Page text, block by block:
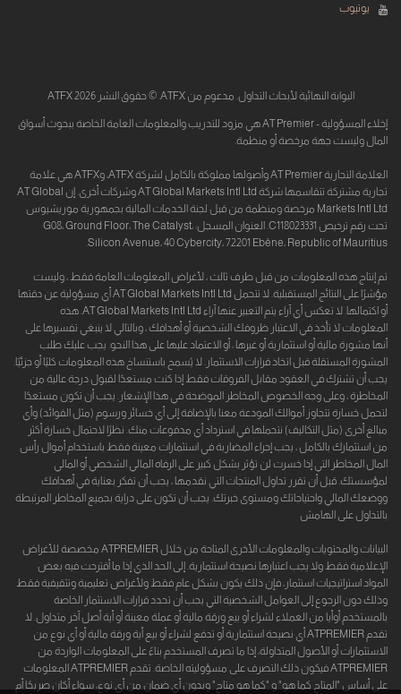
يوتيوب
البوابة النهائية لأبحاث التداول. مدعوم من ATFX. © حقوق النشر 2026 ATFX
إخلاء المسؤولية - AT Premier هي مزود للتدريب والمعلومات العامة الخاصة ببحوث أسواق
المال وليست جهة مرخصة أو منظمة.
العلامة التجارية AT Premier وأصولها مملوكة بالكامل لشركة ATFX، وATFX هي علامة
تجارية مشتركة تتقاسمها شركة AT Global Markets Intl Ltd وشركات أخرى. إن AT Global
Markets Intl Ltd مرخصة ومنظمة من قبل لجنة الخدمات المالية بجمهورية موريشيوس
تحت رقم ترخيص C118023331. العنوان المسجل: G08، Ground Floor، The Catalyst،
Silicon Avenue، 40 Cybercity، 72201 Ebène، Republic of Mauritius.
تم إنتاج هذه المعلومات من قبل طرف ثالث ، لأغراض المعلومات العامة فقط ، وليست
مؤشرًا على النتائج المستقبلية. لا تتحمل AT Global Markets Intl Ltd أي مسؤولية عن دقتها
أو اكتمالها. لا تعكس أي آراء يتم التعبير عنها آراء AT Global Markets Intl Ltd. هذه
المعلومات لا تأخذ في الاعتبار ظروفك الشخصية أو أهدافك ، وبالتالي لا ينبغي تفسيرها على
أنها مشورة مالية أو استثمارية أو غيرها ، أو الاعتماد عليها على هذا النحو. يجب عليك طلب
المشورة المستقلة قبل اتخاذ قرارات الاستثمار. لا يُسمح باستنساخ هذه المعلومات كليًا أو جزئيًا.
يجب أن تشترك في العقود مقابل الفروقات فقط إذا كنت مستعدًا لقبول درجة عالية من
المخاطرة ، وعلى وجه الخصوص المخاطر الموضحة في هذا الإشعار. يجب أن تكون مستعدًا
لتحمل خسارة تتجاوز أموالك المودعة معنا بالإضافة إلى أي خسائر ورسوم (مثل الفوائد) وأي
مبالغ أخرى (مثل التكاليف) نتحملها في استرداد أي مدفوعات منك. نظرًا لاحتمال خسارة أكثر
من استثمارك بالكامل ، يجب إجراء المضاربة في استثمارات معينة فقط باستخدام أموال رأس
المال المخاطر التي إذا خسرت لن تؤثر بشكل كبير على الرفاه المالي الشخصي أو المالي
لمؤسستك. قبل أن تقرر تداول المنتجات التي نقدمها ، يجب أن تفكر بعناية في أهدافك
ووضعك المالي واحتياجاتك ومستوى خبرتك. يجب أن تكون على دراية بجميع المخاطر المرتبطة
بالتداول على الهامش
البيانات والمحتويات والمعلومات الأخرى المتاحة من خلال ATPREMIER مخصصة للأغراض
الإعلامية فقط ولا يجب اعتبارها نصيحة استثمارية. إلى الحد الذي إذا ما أقترحت فيه بعض
المواد استراتيجيات استثمار، فإن ذلك يكون بشكل عام فقط ولأغراض تعليمية وتثقيفية فقط
وذلك دون الرجوع إلى العوامل الشخصية التي يجب أن تحدد قرارات الاستثمار الخاصة
بالمستخدم أوأيا من العملاء لشراء أو بيع ورقة مالية أو عملة معينة أو أية أصل آخر متداول. لا
تقدم ATPREMIER أي نصيحة استثمارية أو تدفع لشراء أو بيع أية ورقة مالية أو أي نوع من
الاستثمارات أو الأصول المتداولة، إذا ما تصرف المستخدم بناءً على المعلومات الواردة من
ATPREMIER فيكون ذلك التصرف على مسؤوليته الخاصة. تقدم ATPREMIER المعلومات
على أساس "المتاح كما هو" و "كما هو متاح" وبدون أي ضمان من أي نوع، سواء أكان صريحًا أم